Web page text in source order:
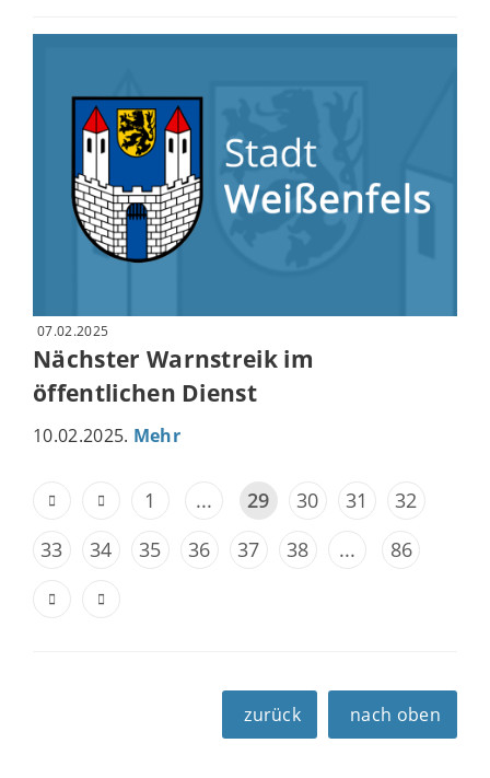
07.02.2025
Nächster Warnstreik im
öffentlichen Dienst
10.02.2025. Mehr
1 ... 29 30 31
32
33
34 35 36 37 38 ... 86
zurück nach oben